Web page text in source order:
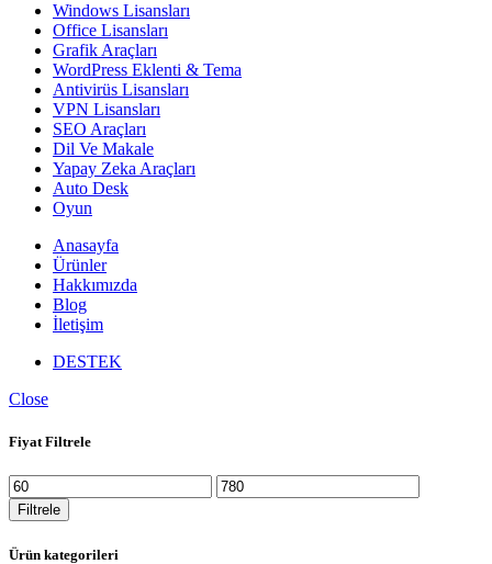
Windows Lisansları
Office Lisansları
Grafik Araçları
WordPress Eklenti & Tema
Antivirüs Lisansları
VPN Lisansları
SEO Araçları
Dil Ve Makale
Yapay Zeka Araçları
Auto Desk
Oyun
Anasayfa
Ürünler
Hakkımızda
Blog
İletişim
DESTEK
Close
Fiyat Filtrele
En
düşük
fiyat
En
yüksek
Filtrele
Ürün kategorileri